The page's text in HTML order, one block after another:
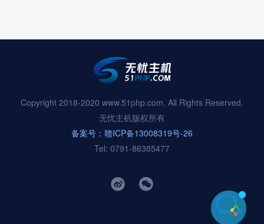
Copyright 2018-2020 www.51php.com. All Rights Reserved.
无忧主机版权所有
备案号：赣ICP备13008319号-26
Tel: 0791-86385477